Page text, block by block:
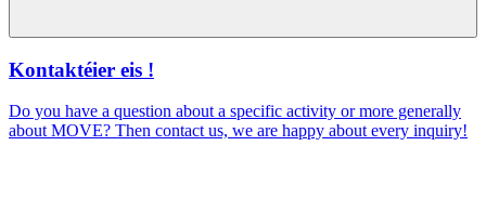
Kontaktéier eis !
Do you have a question about a specific activity or more generally
about MOVE? Then contact us, we are happy about every inquiry!